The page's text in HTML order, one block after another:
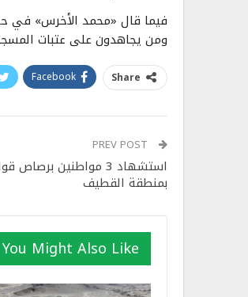
فيما قال «محمد الأخرس» في
ومن يجاهدون على عتبات
Share
Facebook
استشهاد 3 مواطنين
بمنطقة القطيف
You Might Also Like